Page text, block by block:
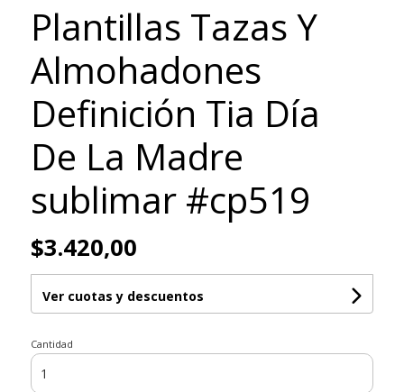
Plantillas Tazas Y
Almohadones
Definición Tia Día
De La Madre
sublimar #cp519
$3.420,00
Ver cuotas y descuentos
Cantidad